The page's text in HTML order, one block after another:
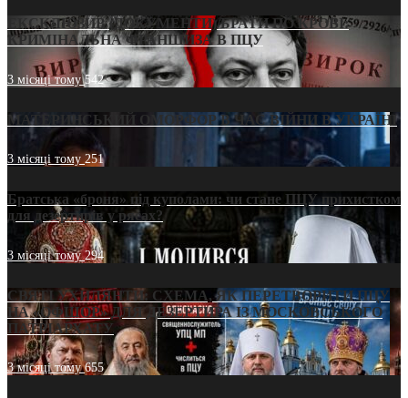
ЕКСКЛЮЗИВ (ДОКУМЕНТИ)/БРАТИ ПО КРОВІ:
КРИМІНАЛЬНА ФРАНШИЗА В ПЦУ
3 місяці тому542
МАТЕРИНСЬКИЙ ОМОРФОР В ЧАС ВІЙНИ В УКРАЇНІ
3 місяці тому251
Братська «броня» під куполами: чи стане ПЦУ прихистком
для дезертирів у рясах?
3 місяці тому294
СВЯТІ УХИЛЯНТИ: СХЕМА, ЯК ПЕРЕТВОРИТИ ПЦУ
НА «ОФШОР» ДЛЯ ДЕЗЕРТИРА ІЗ МОСКОВСЬКОГО
ПАТРІАРХАТУ
3 місяці тому655